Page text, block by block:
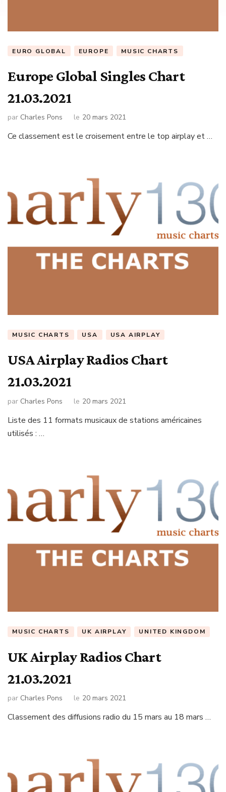
EURO GLOBAL EUROPE MUSIC CHARTS
Europe Global Singles Chart
21.03.2021
par Charles Pons le 20 mars 2021
Ce classement est le croisement entre le top airplay et …
MUSIC CHARTS USA USA AIRPLAY
USA Airplay Radios Chart
21.03.2021
par Charles Pons le 20 mars 2021
Liste des 11 formats musicaux de stations américaines
utilisés : …
MUSIC CHARTS UK AIRPLAY UNITED KINGDOM
UK Airplay Radios Chart
21.03.2021
par Charles Pons le 20 mars 2021
Classement des diffusions radio du 15 mars au 18 mars …